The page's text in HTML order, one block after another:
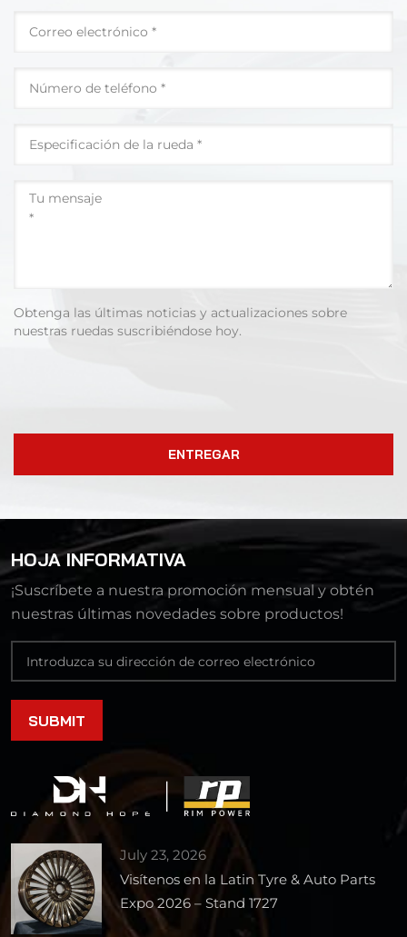
Obtenga las últimas noticias y actualizaciones sobre
nuestras ruedas suscribiéndose hoy.
ENTREGAR
HOJA INFORMATIVA
¡Suscríbete a nuestra promoción mensual y obtén
nuestras últimas novedades sobre productos!
July 23, 2026
Visítenos en la Latin Tyre & Auto Parts
Expo 2026 – Stand 1727